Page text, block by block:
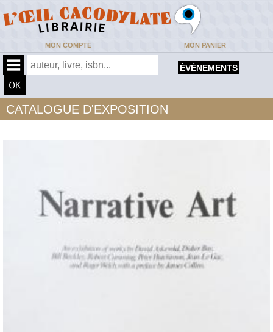
MON COMPTE MON PANIER
ÉVÈNEMENTS
CATALOGUE D'EXPOSITION